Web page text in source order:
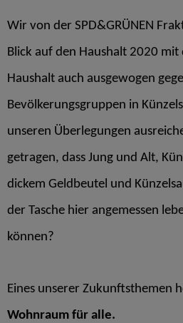
Wir von der SPD&GRÜNEN
Blick auf den Haushalt 2020 mit
Haushalt auch ausgewogen
Bevölkerungsgruppen in
unseren Überlegungen
getragen, dass Jung und Alt,
dickem Geldbeutel und
der Tasche hier angemessen
können?
Eines unserer Zukunftsthemen
Wohnraum für alle.